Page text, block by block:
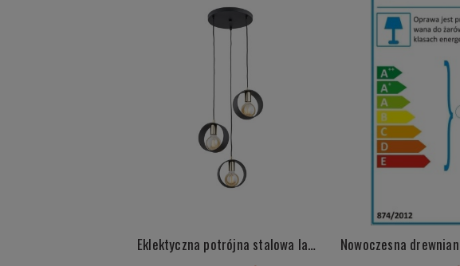
Eklektyczna potrójna stalowa lampa w czarnym kolorze ze złotymi detalami AMADORA 1449